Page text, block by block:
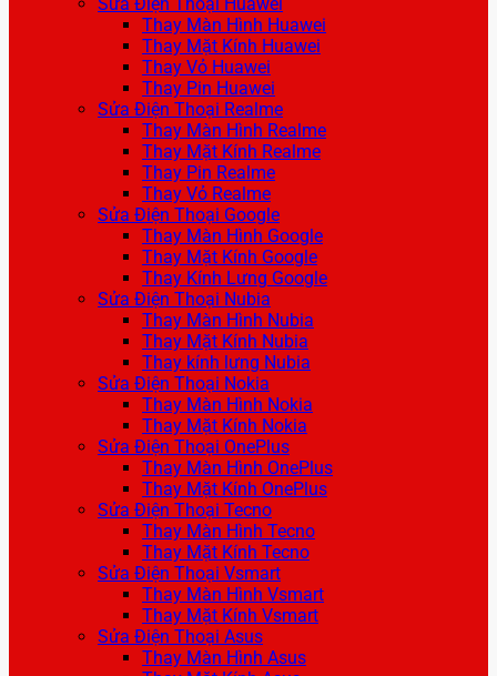
Thay Màn Hình Huawei
Thay Mặt Kính Huawei
Thay Vỏ Huawei
Thay Pin Huawei
Sửa Điện Thoại Realme
Thay Màn Hình Realme
Thay Mặt Kính Realme
Thay Pin Realme
Thay Vỏ Realme
Sửa Điện Thoại Google
Thay Màn Hình Google
Thay Mặt Kính Google
Thay Kính Lưng Google
Sửa Điện Thoại Nubia
Thay Màn Hình Nubia
Thay Mặt Kính Nubia
Thay kính lưng Nubia
Sửa Điện Thoại Nokia
Thay Màn Hình Nokia
Thay Mặt Kính Nokia
Sửa Điện Thoại OnePlus
Thay Màn Hình OnePlus
Thay Mặt Kính OnePlus
Sửa Điện Thoại Tecno
Thay Màn Hình Tecno
Thay Mặt Kính Tecno
Sửa Điện Thoại Vsmart
Thay Màn Hình Vsmart
Thay Mặt Kính Vsmart
Sửa Điện Thoại Asus
Thay Màn Hình Asus